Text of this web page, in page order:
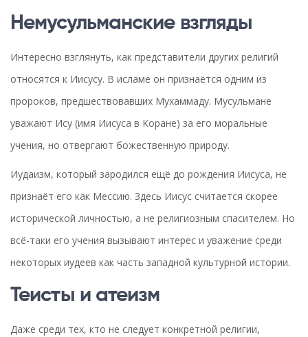
Немусульманские взгляды
Интересно взглянуть, как представители других религий
относятся к Иисусу. В исламе он признаётся одним из
пророков, предшествовавших Мухаммаду. Мусульмане
уважают Ису (имя Иисуса в Коране) за его моральные
учения, но отвергают божественную природу.
Иудаизм, который зародился ещё до рождения Иисуса, не
признаёт его как Мессию. Здесь Иисус считается скорее
исторической личностью, а не религиозным спасителем. Но
всё-таки его учения вызывают интерес и уважение среди
некоторых иудеев как часть западной культурной истории.
Теисты и атеизм
Даже среди тех, кто не следует конкретной религии,